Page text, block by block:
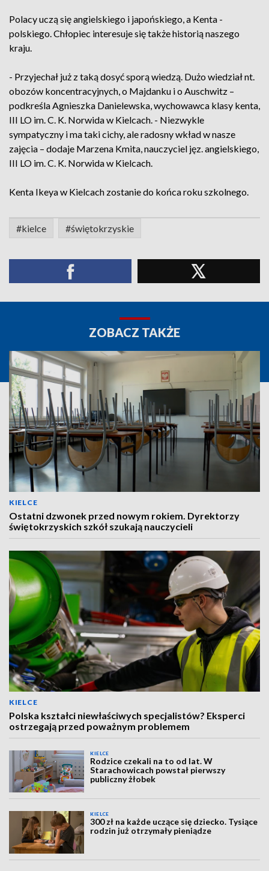
Polacy uczą się angielskiego i japońskiego, a Kenta -
polskiego. Chłopiec interesuje się także historią naszego
kraju.
- Przyjechał już z taką dosyć sporą wiedzą. Dużo wiedział nt.
obozów koncentracyjnych, o Majdanku i o Auschwitz –
podkreśla Agnieszka Danielewska, wychowawca klasy kenta,
III LO im. C. K. Norwida w Kielcach. - Niezwykle
sympatyczny i ma taki cichy, ale radosny wkład w nasze
zajęcia – dodaje Marzena Kmita, nauczyciel jęz. angielskiego,
III LO im. C. K. Norwida w Kielcach.
Kenta Ikeya w Kielcach zostanie do końca roku szkolnego.
#kielce #świętokrzyskie
ZOBACZ TAKŻE
KIELCE
Ostatni dzwonek przed nowym rokiem. Dyrektorzy
świętokrzyskich szkół szukają nauczycieli
KIELCE
Polska kształci niewłaściwych specjalistów? Eksperci
ostrzegają przed poważnym problemem
KIELCE
Rodzice czekali na to od lat. W
Starachowicach powstał pierwszy
publiczny żłobek
KIELCE
300 zł na każde uczące się dziecko. Tysiące
rodzin już otrzymały pieniądze